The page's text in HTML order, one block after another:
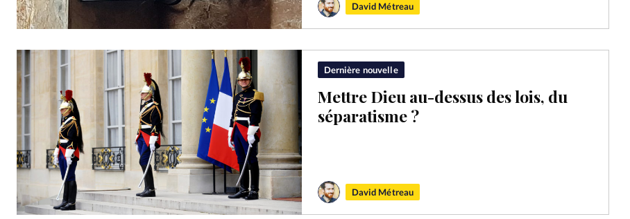
David Métreau
Dernière nouvelle
Mettre Dieu au-dessus des lois, du
séparatisme ?
David Métreau